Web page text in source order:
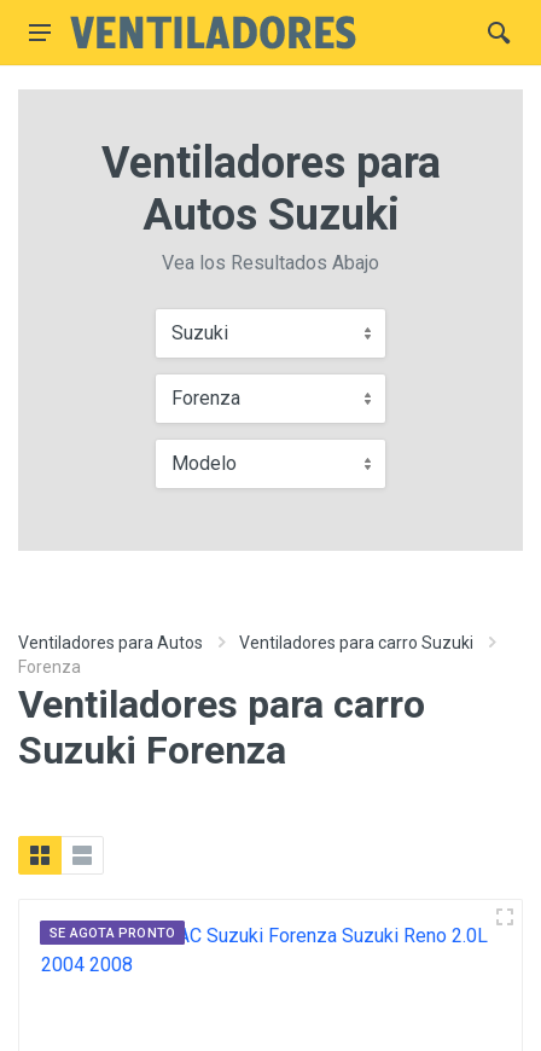
Ventiladores para
Autos Suzuki
Vea los Resultados Abajo
Suzuki
Forenza
Modelo
Ventiladores para Autos
Ventiladores para carro Suzuki
Forenza
Ventiladores para carro
Suzuki Forenza
SE AGOTA PRONTO